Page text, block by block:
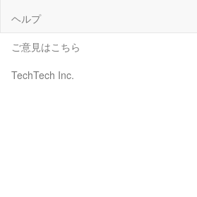
ヘルプ
ご意見はこちら
TechTech Inc.